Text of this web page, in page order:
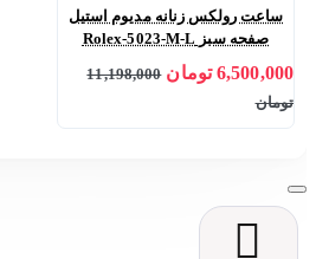
ساعت رولکس زنانه مدیوم استیل
صفحه سبز Rolex-5023-M-L
6,500,000 تومان
11,198,000
تومان